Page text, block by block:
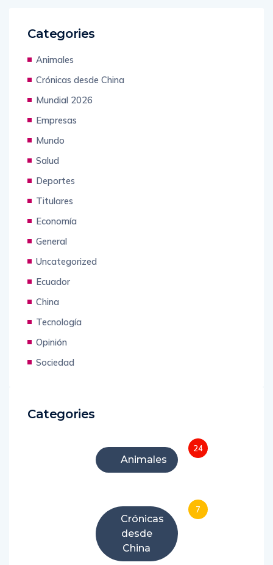
Categories
Animales
Crónicas desde China
Mundial 2026
Empresas
Mundo
Salud
Deportes
Titulares
Economía
General
Uncategorized
Ecuador
China
Tecnología
Opinión
Sociedad
Categories
Animales
24
Crónicas
desde
China
7